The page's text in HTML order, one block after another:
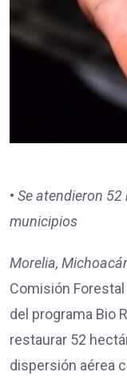
• Se atendieron
municipios
Morelia,
Comisión
del programa Bio
restaurar 52
dispersión aérea